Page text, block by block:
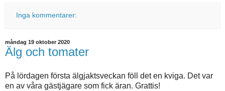
Inga kommentarer:
måndag 19 oktober 2020
Älg och tomater
På lördagen första älgjaktsveckan föll det en kviga. Det var
en av våra gästjägare som fick äran. Grattis!